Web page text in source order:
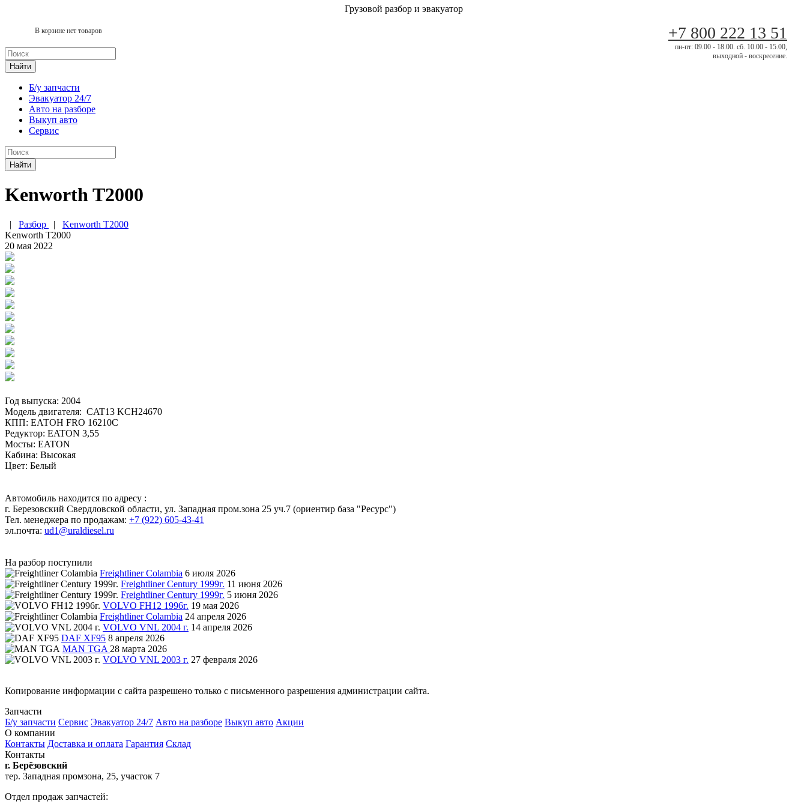
Грузовой разбор и эвакуатор
+7 800 222 13 51
пн-пт: 09.00 - 18.00. сб. 10.00 - 15.00,
выходной - воскресение.
В корзине нет товаров
Найти
Б/у запчасти
Эвакуатор 24/7
Авто на разборе
Выкуп авто
Сервис
Найти
Kenworth T2000
| Разбор | Kenworth T2000
Kenworth T2000
20 мая 2022
Год выпуска: 2004
Модель двигателя: CAT13 KCH24670
КПП: ЕАТОН FRO 16210C
Редуктор: EATON 3,55
Мосты: EATON
Кабина: Высокая
Цвет: Белый
Автомобиль находится по адресу :
г. Березовский Свердловской области, ул. Западная пром.зона 25 уч.7 (ориентир база "Ресурс")
Тел. менеджера по продажам: +7 (922) 605-43-41
эл.почта: ud1@uraldiesel.ru
На разбор поступили
Freightliner Colambia 6 июля 2026
Freightliner Century 1999г. 11 июня 2026
Freightliner Century 1999г. 5 июня 2026
VOLVO FH12 1996г. 19 мая 2026
Freightliner Colambia 24 апреля 2026
VOLVO VNL 2004 г. 14 апреля 2026
DAF XF95 8 апреля 2026
MAN TGA 28 марта 2026
VOLVO VNL 2003 г. 27 февраля 2026
Копирование информации с сайта разрешено только с письменного разрешения администрации сайта.
Запчасти
Б/у запчасти Сервис Эвакуатор 24/7 Авто на разборе Выкуп авто Акции
О компании
Контакты Доставка и оплата Гарантия Склад
Контакты
г. Берёзовский
тер. Западная промзона, 25, участок 7
Отдел продаж запчастей: